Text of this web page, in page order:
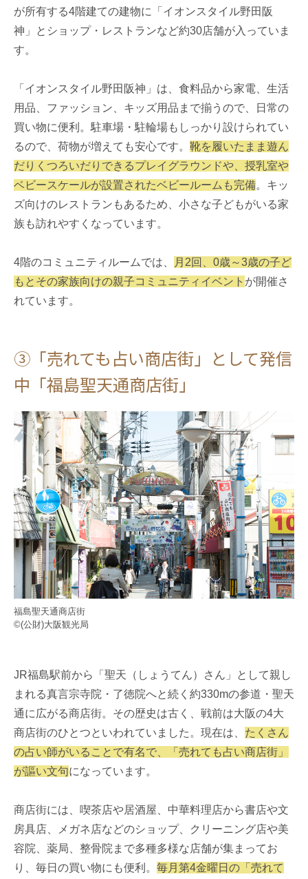
が所有する4階建ての建物に「イオンスタイル野田阪
神」とショップ・レストランなど約30店舗が入っていま
す。
「イオンスタイル野田阪神」は、食料品から家電、生活
用品、ファッション、キッズ用品まで揃うので、日常の
買い物に便利。駐車場・駐輪場もしっかり設けられてい
るので、荷物が増えても安心です。 靴を履いたまま遊ん
だりくつろいだりできるプレイグラウンドや、授乳室や
ベビースケールが設置されたベビールームも完備。キッ
ズ向けのレストランもあるため、小さな子どもがいる家
族も訪れやすくなっています。
4階のコミュニティルームでは、
月2回、0歳～3歳の子ど
もとその家族向けの親子コミュニティイベント が開催さ
れています。
③「売れても占い商店街」として発信
中「福島聖天通商店街」
福島聖天通商店街
©(公財)大阪観光局
JR福島駅前から「聖天（しょうてん）さん」として親し
まれる真言宗寺院・了徳院へと続く約330mの参道・聖天
通に広がる商店街。その歴史は古く、戦前は大阪の4大
商店街のひとつといわれていました。現在は、 たくさん
の占い師がいることで有名で、「売れても占い商店街」
が謳い文句になっています。
商店街には、喫茶店や居酒屋、中華料理店から書店や文
房具店、メガネ店などのショップ、クリーニング店や美
容院、薬局、整骨院まで多種多様な店舗が集まってお
り、毎日の買い物にも便利。 毎月第4金曜日の「売れて